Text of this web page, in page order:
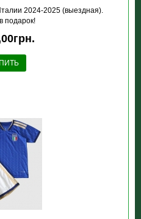
2024-2025 (выездная).
подарок!